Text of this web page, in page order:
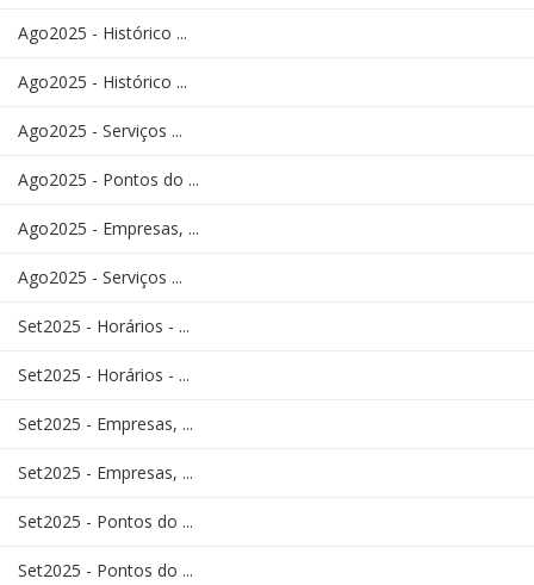
Ago2025 - Histórico ...
Ago2025 - Histórico ...
Ago2025 - Serviços ...
Ago2025 - Pontos do ...
Ago2025 - Empresas, ...
Ago2025 - Serviços ...
Set2025 - Horários - ...
Set2025 - Horários - ...
Set2025 - Empresas, ...
Set2025 - Empresas, ...
Set2025 - Pontos do ...
Set2025 - Pontos do ...